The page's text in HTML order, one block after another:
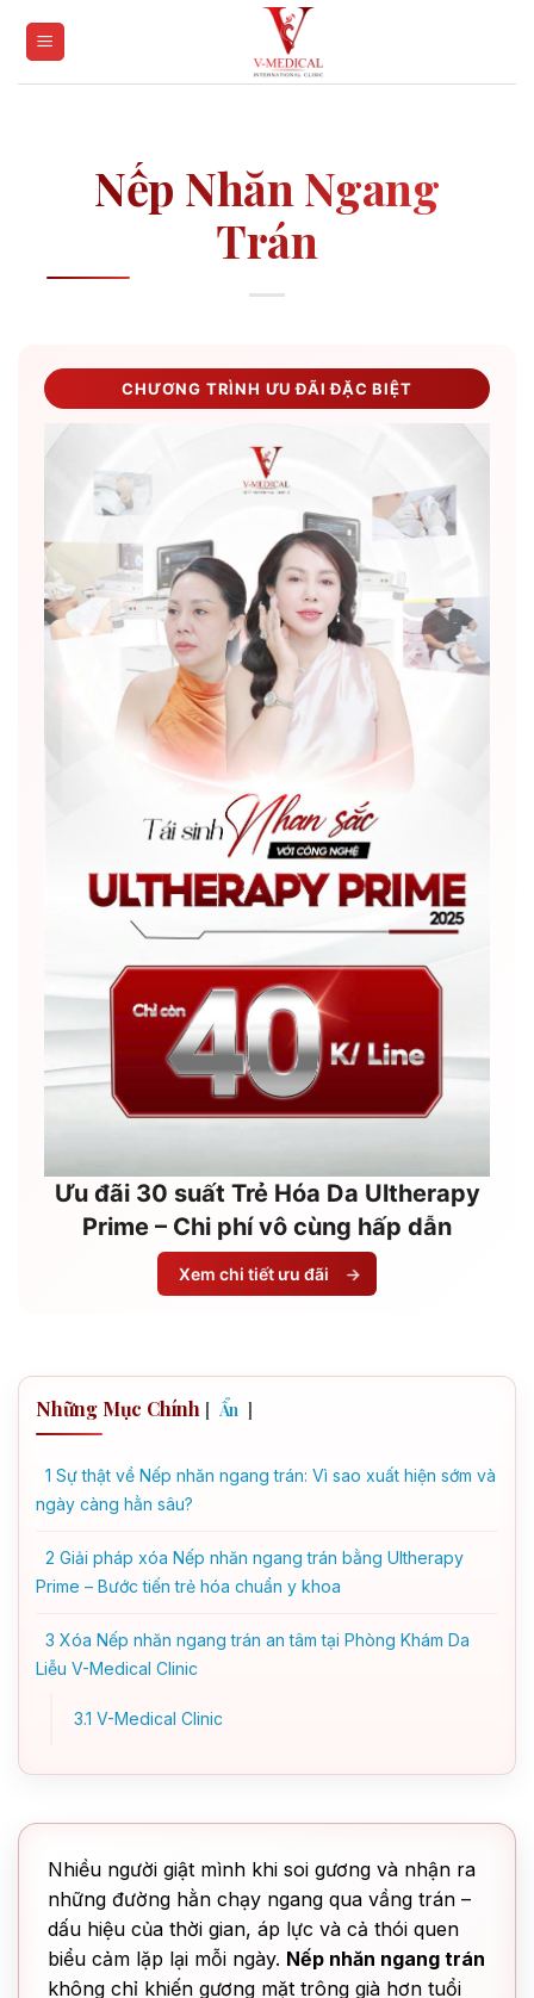
Nếp Nhăn Ngang
Trán
CHƯƠNG TRÌNH ƯU ĐÃI ĐẶC BIỆT
Ưu đãi 30 suất Trẻ Hóa Da Ultherapy
Prime – Chi phí vô cùng hấp dẫn
Xem chi tiết ưu đãi →
Những Mục Chính [ Ẩn ]
1 Sự thật về Nếp nhăn ngang trán: Vì sao xuất hiện sớm và
ngày càng hằn sâu?
2 Giải pháp xóa Nếp nhăn ngang trán bằng Ultherapy
Prime – Bước tiến trẻ hóa chuẩn y khoa
3 Xóa Nếp nhăn ngang trán an tâm tại Phòng Khám Da
Liễu V-Medical Clinic
3.1 V-Medical Clinic
Nhiều người giật mình khi soi gương và nhận ra
những đường hằn chạy ngang qua vầng trán –
dấu hiệu của thời gian, áp lực và cả thói quen
biểu cảm lặp lại mỗi ngày. Nếp nhăn ngang trán
không chỉ khiến gương mặt trông già hơn tuổi